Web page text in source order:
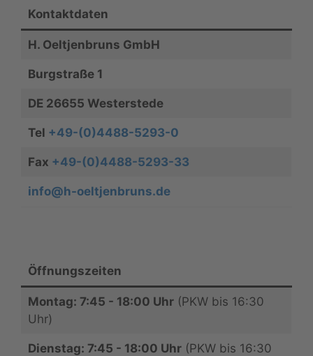
Kontaktdaten
H. Oeltjenbruns GmbH
Burgstraße 1
DE 26655 Westerstede
Tel +49-(0)4488-5293-0
Fax +49-(0)4488-5293-33
info@h-oeltjenbruns.de
Öffnungszeiten
Montag: 7:45 - 18:00 Uhr(PKW bis 16:30
Uhr)
Dienstag: 7:45 - 18:00 Uhr(PKW bis 16:30